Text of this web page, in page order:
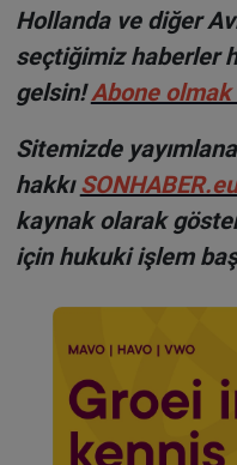
Hollanda ve diğer
seçtiğimiz haberler
gelsin!Abone olmak
Sitemizde
hakkıSONHABER.eu
kaynak olarak
için hukuki işlem